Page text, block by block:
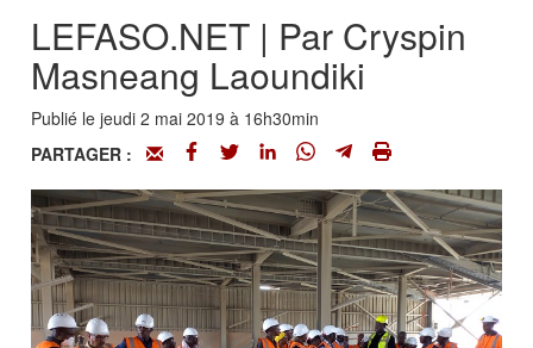
LEFASO.NET | Par Cryspin
Masneang Laoundiki
Publié le jeudi 2 mai 2019 à 16h30min
PARTAGER :